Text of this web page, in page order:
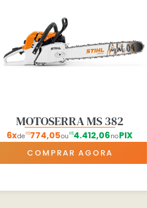
MOTOSERRA MS 382
6xdeR$774,05ou R$4.412,06noPIX
COMPRAR AGORA